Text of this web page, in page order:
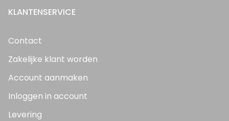
KLANTENSERVICE
Contact
Zakelijke klant worden
Account aanmaken
Inloggen in account
Levering